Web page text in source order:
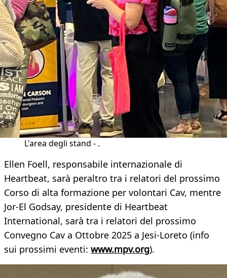
L'area degli stand - .
Ellen Foell, responsabile internazionale di
Heartbeat, sarà peraltro tra i relatori del prossimo
Corso di alta formazione per volontari Cav, mentre
Jor-El Godsay, presidente di Heartbeat
International, sarà tra i relatori del prossimo
Convegno Cav a Ottobre 2025 a Jesi-Loreto (info
sui prossimi eventi: www.mpv.org).